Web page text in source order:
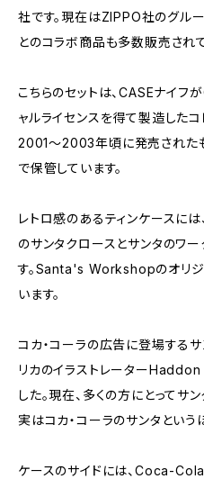
社です。現在はZIPPO社のグル
とのコラボ商品も多数販売されて
こちらのセットは、CASEナイ
ャルライセンスを得て製造したコ
2001～2003年頃に発売された
で保管しています。
レトロ感のあるティンケースに
のサンタクロースとサンタのワ
す。Santa's Workshopのオリ
います。
コカ・コーラの広告に登場する
リカのイラストレーター
した。現在、多くの方にとってサ
実はコカ・コーラのサンタという
ケースのサイドには、Coca-